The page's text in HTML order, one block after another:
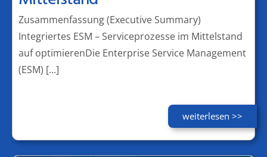
Zusammenfassung (Executive Summary)
Integriertes ESM – Serviceprozesse im Mittelstand
auf optimierenDie Enterprise Service Management
(ESM) [...]
weiterlesen >>